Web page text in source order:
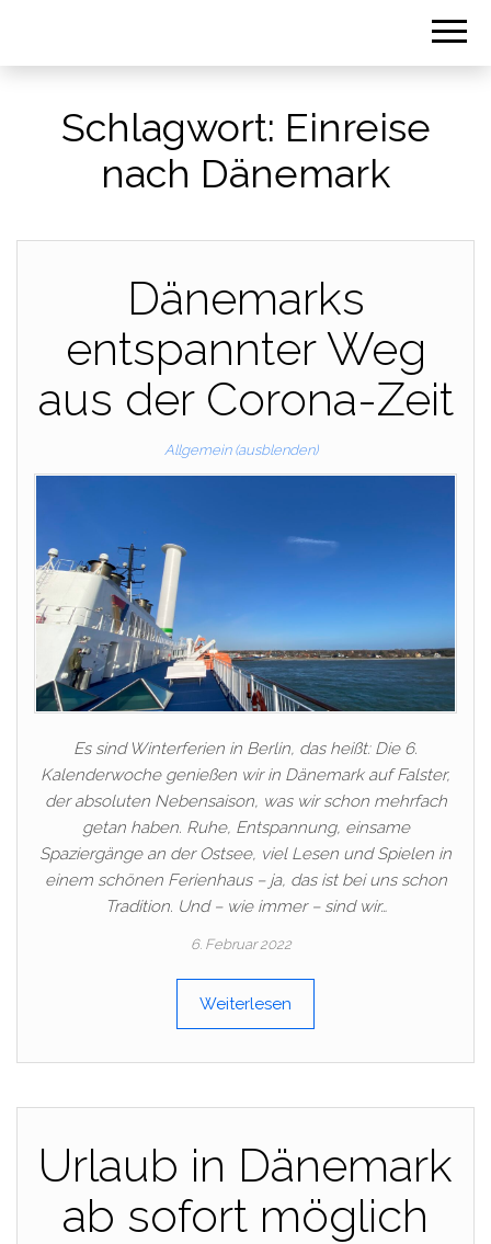
Schlagwort: Einreise
nach Dänemark
Dänemarks
entspannter Weg
aus der Corona-Zeit
Allgemein (ausblenden)
Es sind Winterferien in Berlin, das heißt: Die 6.
Kalenderwoche genießen wir in Dänemark auf Falster,
der absoluten Nebensaison, was wir schon mehrfach
getan haben. Ruhe, Entspannung, einsame
Spaziergänge an der Ostsee, viel Lesen und Spielen in
einem schönen Ferienhaus – ja, das ist bei uns schon
Tradition. Und – wie immer – sind wir…
6. Februar 2022
Weiterlesen
Urlaub in Dänemark
ab sofort möglich